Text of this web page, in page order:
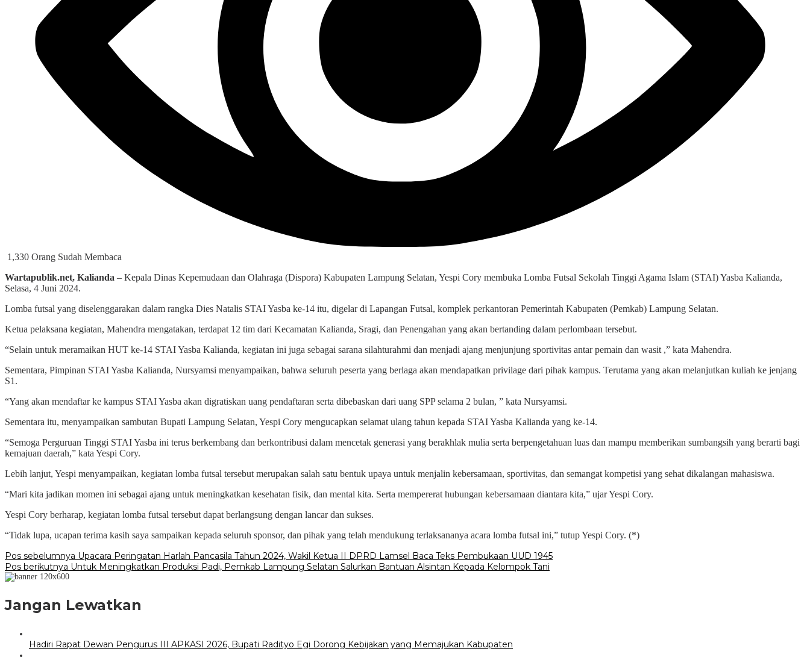
1,330 Orang Sudah Membaca
Wartapublik.net, Kalianda – Kepala Dinas Kepemudaan dan Olahraga (Dispora) Kabupaten Lampung Selatan, Yespi Cory membuka Lomba Futsal Sekolah Tinggi Agama Islam (STAI) Yasba Kalianda,
Selasa, 4 Juni 2024.
Lomba futsal yang diselenggarakan dalam rangka Dies Natalis STAI Yasba ke-14 itu, digelar di Lapangan Futsal, komplek perkantoran Pemerintah Kabupaten (Pemkab) Lampung Selatan.
Ketua pelaksana kegiatan, Mahendra mengatakan, terdapat 12 tim dari Kecamatan Kalianda, Sragi, dan Penengahan yang akan bertanding dalam perlombaan tersebut.
“Selain untuk meramaikan HUT ke-14 STAI Yasba Kalianda, kegiatan ini juga sebagai sarana silahturahmi dan menjadi ajang menjunjung sportivitas antar pemain dan wasit ,” kata Mahendra.
Sementara, Pimpinan STAI Yasba Kalianda, Nursyamsi menyampaikan, bahwa seluruh peserta yang berlaga akan mendapatkan privilage dari pihak kampus. Terutama yang akan melanjutkan kuliah ke jenjang
S1.
“Yang akan mendaftar ke kampus STAI Yasba akan digratiskan uang pendaftaran serta dibebaskan dari uang SPP selama 2 bulan, ” kata Nursyamsi.
Sementara itu, menyampaikan sambutan Bupati Lampung Selatan, Yespi Cory mengucapkan selamat ulang tahun kepada STAI Yasba Kalianda yang ke-14.
“Semoga Perguruan Tinggi STAI Yasba ini terus berkembang dan berkontribusi dalam mencetak generasi yang berakhlak mulia serta berpengetahuan luas dan mampu memberikan sumbangsih yang berarti bagi
kemajuan daerah,” kata Yespi Cory.
Lebih lanjut, Yespi menyampaikan, kegiatan lomba futsal tersebut merupakan salah satu bentuk upaya untuk menjalin kebersamaan, sportivitas, dan semangat kompetisi yang sehat dikalangan mahasiswa.
“Mari kita jadikan momen ini sebagai ajang untuk meningkatkan kesehatan fisik, dan mental kita. Serta mempererat hubungan kebersamaan diantara kita,” ujar Yespi Cory.
Yespi Cory berharap, kegiatan lomba futsal tersebut dapat berlangsung dengan lancar dan sukses.
“Tidak lupa, ucapan terima kasih saya sampaikan kepada seluruh sponsor, dan pihak yang telah mendukung terlaksananya acara lomba futsal ini,” tutup Yespi Cory. (*)
Navigasi
pos
Pos sebelumnya Upacara Peringatan Harlah Pancasila Tahun 2024, Wakil Ketua II DPRD Lamsel Baca Teks Pembukaan UUD 1945
Pos berikutnya Untuk Meningkatkan Produksi Padi, Pemkab Lampung Selatan Salurkan Bantuan Alsintan Kepada Kelompok Tani
Jangan Lewatkan
Hadiri Rapat Dewan Pengurus III APKASI 2026, Bupati Radityo Egi Dorong Kebijakan yang Memajukan Kabupaten